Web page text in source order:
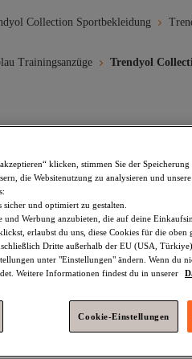
Collection Sportbekleidung
Trainingsanzüge Trendyol
Dunkelblau Trainingsanzüge
Trainingsanzüge
Dunkelblau Damen
Mavi Dunkelblau Trainingsanzüge
klicken, stimmen Sie der
die Websitenutzung zu analysieren und
und optimiert zu gestalten.
und Werbung anzubieten, die auf deine
erlaubst du uns, diese Cookies für die oben
Dritte außerhalb der EU (USA,
unter "Einstellungen" ändern. Wenn du
Weitere Informationen findest du in unserer
Cookie-Einstellungen